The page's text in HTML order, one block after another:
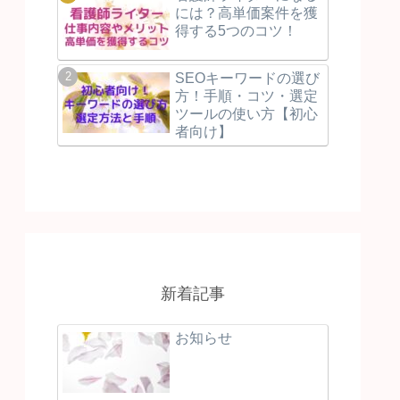
には？高単価案件を獲
得する5つのコツ！
SEOキーワードの選び
方！手順・コツ・選定
ツールの使い方【初心
者向け】
新着記事
お知らせ